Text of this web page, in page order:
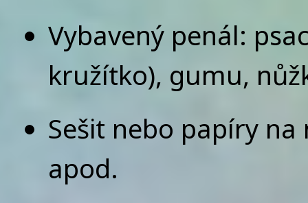
Vybavený penál:
kružítko), gumu,
Sešit nebo papíry
apod.